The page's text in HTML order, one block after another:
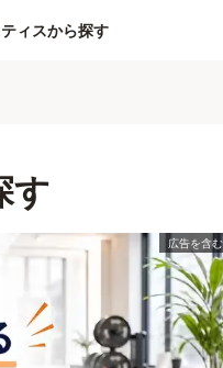
ィスから探す
す